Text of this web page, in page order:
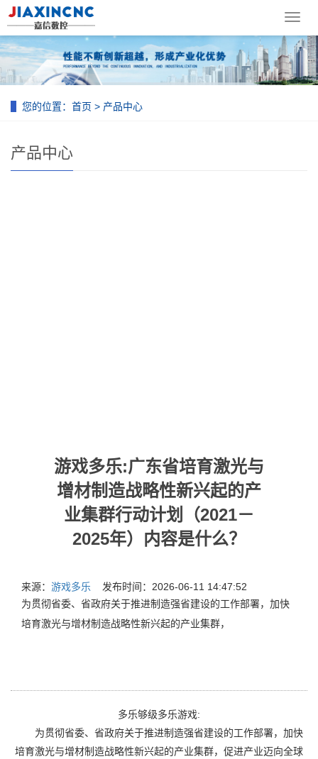
导
菜
单
您的位置： 首页 > 产品中心
产品中心
游戏多乐:广东省培育激光与
增材制造战略性新兴起的产
业集群行动计划（2021－
2025年）内容是什么？
来源： 游戏多乐 发布时间：2026-06-11 14:47:52
为贯彻省委、省政府关于推进制造强省建设的工作部署，加快
培育激光与增材制造战略性新兴起的产业集群，
多乐够级多乐游戏:
为贯彻省委、省政府关于推进制造强省建设的工作部署，加快
培育激光与增材制造战略性新兴起的产业集群，促进产业迈向全球